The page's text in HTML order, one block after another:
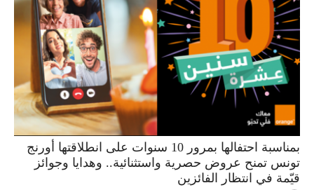
بمناسبة احتفالها بمرور 10 سنوات على انطلاقتها أورنج
تونس تمنح عروض حصرية واستثنائية.. وهدايا وجوائز
قيّمة في انتظار الفائزين